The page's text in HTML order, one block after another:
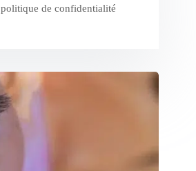
politique de confidentialité